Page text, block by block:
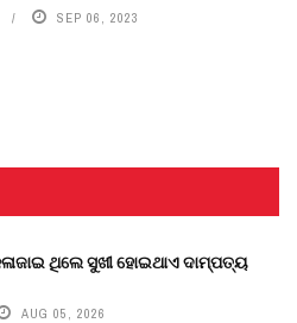
SEP 06, 2023
ଥିଲେ ସୁଖୀ ହୋଇଥାଏ ଦାମ୍ପତ୍ୟ
AUG 05, 2026